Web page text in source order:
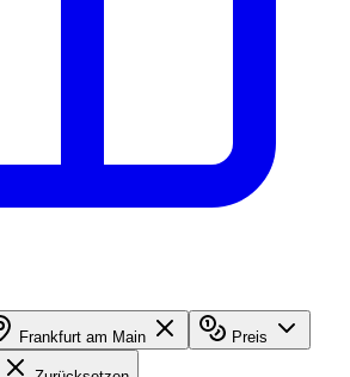
Frankfurt am Main Preis